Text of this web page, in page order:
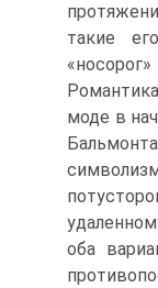
такие
моде в
оба